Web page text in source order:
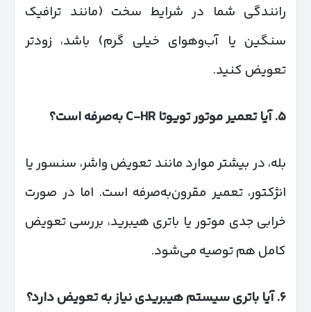
رانندگی شما در شرایط سخت (مانند ترافیک
سنگین یا آب‌و‌هوای خیلی گرم) باشد، زودتر
تعویض کنید.
۵.آیا تعمیر موتور تویوتا به‌صرفه است؟
بله، در بیشتر موارد مانند تعویض واشر، سنسور یا
انژکتور، تعمیر مقرون‌به‌صرفه است. اما در صورت
خرابی جدی موتور یا باتری هیبرید، بررسی تعویض
کامل هم توصیه می‌شود.
۶.آیا باتری سیستم هیبریدی نیاز به تعویض دارد؟